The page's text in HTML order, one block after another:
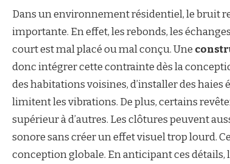
Dans un environnement résidentiel, le bruit
importante. En effet, les rebonds, les
court est mal placé ou mal conçu. Une
donc intégrer cette contrainte dès la
des habitations voisines, d’installer des
limitent les vibrations. De plus, certains
supérieur à d’autres. Les clôtures peuvent
sonore sans créer un effet visuel trop lourd.
conception globale. En anticipant ces